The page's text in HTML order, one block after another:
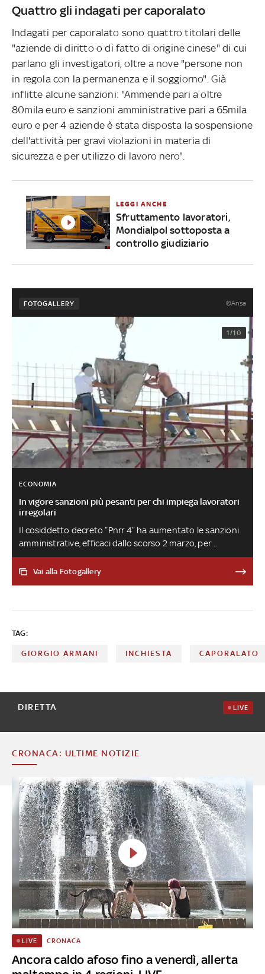
Quattro gli indagati per caporalato
Indagati per caporalato sono quattro titolari delle
"aziende di diritto o di fatto di origine cinese" di cui
parlano gli investigatori, oltre a nove "persone non
in regola con la permanenza e il soggiorno". Già
inflitte alcune sanzioni: "Ammende pari a oltre
80mila euro e sanzioni amministrative pari a 65mila
euro e per 4 aziende è stata disposta la sospensione
dell'attività per gravi violazioni in materia di
sicurezza e per utilizzo di lavoro nero".
LEGGI ANCHE
Sfruttamento lavoratori,
Mondialpol sottoposta a
controllo giudiziario
FOTOGALLERY ©Ansa
1/10
ECONOMIA
In vigore sanzioni più pesanti per chi impiega lavoratori
irregolari
Il cosiddetto decreto “Pnrr 4” ha aumentato le sanzioni
amministrative, efficaci dallo scorso 2 marzo, per
contrastare il lavoro nero. A seconda dei casi, possibile
una stangata fino a 46.800 euro. E con la recidiva
Vai alla Fotogallery
TAG:
GIORGIO ARMANI INCHIESTA CAPORALATO
DIRETTA LIVE
CRONACA: ULTIME NOTIZIE
Ancora caldo afoso fino a venerdì, allerta
LIVE CRONACA